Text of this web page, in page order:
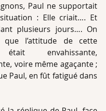
Paul ne supportait
: Elle criait…. Et
plusieurs jours…. On
l’attitude de cette
envahissante,
voire même agaçante ;
Paul, en fût fatigué dans